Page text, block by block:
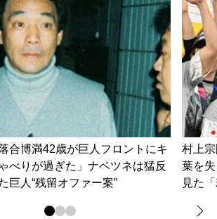
合博満42歳が巨人フロントにキ
べりが過ぎた」ナベツネは猛反
人“残留オファー案”
村上
葉を
見た